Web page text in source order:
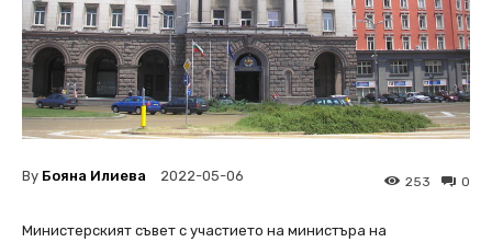
By Бояна Илиева 2022-05-06 0
253
Министерският съвет с участието на министъра на